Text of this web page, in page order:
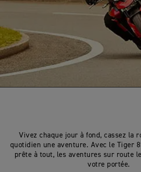
Vivez chaque jour à fond, cassez la
quotidien une aventure. Avec le Tiger
prête à tout, les aventures sur route
votre portée.